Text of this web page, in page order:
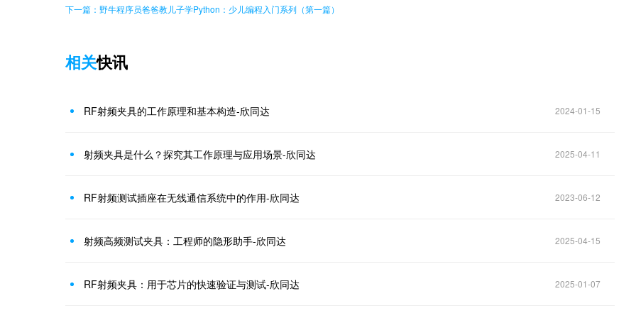
下一篇：野牛程序员爸爸教儿子学Python：少儿编程入门系列（第一篇）
相关快讯
RF射频夹具的工作原理和基本构造-欣同达 2024-01-15
射频夹具是什么？探究其工作原理与应用场景-欣同达 2025-04-11
RF射频测试插座在无线通信系统中的作用-欣同达 2023-06-12
射频高频测试夹具：工程师的隐形助手-欣同达 2025-04-15
RF射频夹具：用于芯片的快速验证与测试-欣同达 2025-01-07